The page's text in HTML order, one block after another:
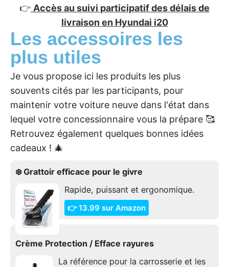
👉 Accès au suivi participatif des délais de
livraison en Hyundai i20
Les accessoires les
plus utiles
Je vous propose ici les produits les plus
souvents cités par les participants, pour
maintenir votre voiture neuve dans l'état dans
lequel votre concessionnaire vous la prépare 🥰
Retrouvez également quelques bonnes idées
cadeaux ! 🎄
❄️ Grattoir efficace pour le givre
Rapide, puissant et ergonomique.
👉 13.99 sur Amazon
Crème Protection / Efface rayures
La référence pour la carrosserie et les